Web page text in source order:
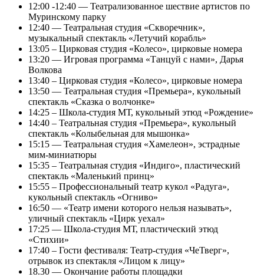
12:00 -12:40 — Театрализованное шествие артистов по
Муринскому парку
12:40 — Театральная студия «Скворечник»,
музыкальный спектакль «Летучий корабль»
13:05 – Цирковая студия «Колесо», цирковые номера
13:20 — Игровая программа «Танцуй с нами», Дарья
Волкова
13:40 – Цирковая студия «Колесо», цирковые номера
13:50 — Театральная студия «Премьера», кукольный
спектакль «Сказка о волчонке»
14:25 – Школа-студия МТ, кукольный этюд «Рождение»
14:40 – Театральная студия «Премьера», кукольный
спектакль «Колыбельная для мышонка»
15:15 — Театральная студия «Хамелеон», эстрадные
мим-миниатюры
15:35 – Театральная студия «Индиго», пластический
спектакль «Маленький принц»
15:55 – Профессиональный театр кукол «Радуга»,
кукольный спектакль «Огниво»
16:50 — «Театр имени которого нельзя называть»,
уличный спектакль «Цирк уехал»
17:25 — Школа-студия МТ, пластический этюд
«Стихии»
17:40 – Гости фестиваля: Театр-студия «ЧеТверг»,
отрывок из спектакля «Лицом к лицу»
18.30 — Окончание работы площадки